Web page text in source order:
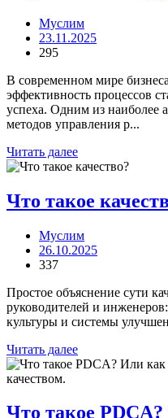
Муслим
23.11.2025
295
В современном мире
эффективность процессов
успеха. Одним из наиболее
методов управления р...
Читать далее
Что такое
Муслим
26.10.2025
337
Простое объяснение сути
руководителей и
культуры и системы
Читать далее
Что такое